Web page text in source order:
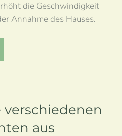
die Geschwindigkeit
Annahme des Hauses.
verschiedenen
aus